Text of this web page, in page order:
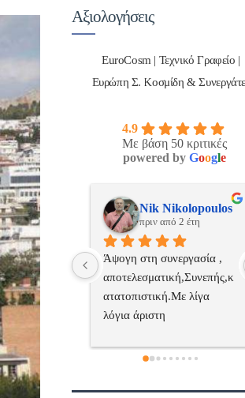
Αξιολογήσεις
EuroCosm | Τεχνικό Γραφείο |
Ευρώπη Σ. Κοσμίδη &
4.9
Με βάση 50 κριτικές
powered by Google
2 έτη
,
λίγα
,πάντα με
και την
ManosBX
πριν από 2 έτη
Επαγγελματίας  Άψογη
συνεργασία